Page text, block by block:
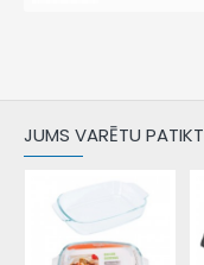
JUMS VARĒTU PATIKT